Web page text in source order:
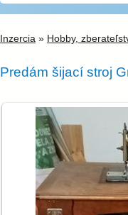
Inzercia » Hobby,
Predám šijací stroj